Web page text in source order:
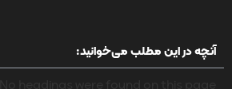
آنچه در این مطلب می‌خوانید: